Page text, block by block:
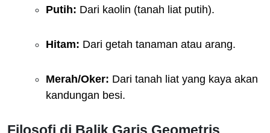
Putih: Dari kaolin (tanah liat putih).
Hitam: Dari getah tanaman atau arang.
Merah/Oker: Dari tanah liat yang kaya akan
kandungan besi.